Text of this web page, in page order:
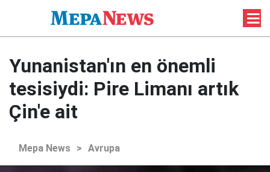
Yunanistan'ın en önemli
tesisiydi: Pire Limanı artık
Çin'e ait
Mepa News > Avrupa